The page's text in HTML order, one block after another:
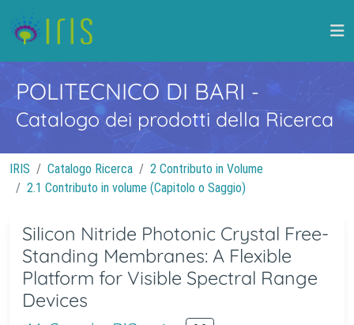
POLITECNICO DI BARI -
Catalogo dei prodotti della Ricerca
IRIS Catalogo Ricerca
2 Contributo in Volume
2.1 Contributo in volume (Capitolo o Saggio)
Silicon Nitride Photonic Crystal Free-
Standing Membranes: A Flexible
Platform for Visible Spectral Range
Devices